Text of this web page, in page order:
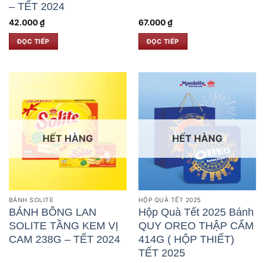
– TẾT 2024
42.000₫
ĐỌC TIẾP
67.000₫
ĐỌC TIẾP
HẾT HÀNG
BÁNH SOLITE
BÁNH BÔNG LAN
SOLITE TẦNG KEM VỊ
CAM 238G – TẾT 2024
HẾT HÀNG
HỘP QUÀ TẾT 2025
Hộp Quà Tết 2025 Bánh
QUY OREO THẬP CẨM
414G ( HỘP THIẾT)
TẾT 2025